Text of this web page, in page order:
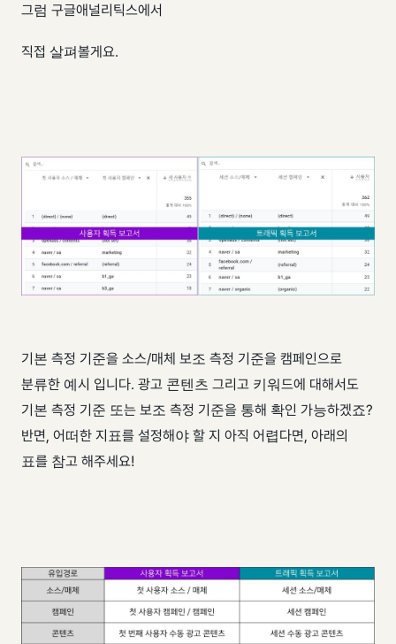
그럼 구글애널리틱스에서
직접 살펴볼게요.
기본 측정 기준을 소스/매체 보조 측정 기준을 캠페인으로
분류한 예시 입니다. 광고 콘텐츠 그리고 키워드에 대해서도
기본 측정 기준 또는 보조 측정 기준을 통해 확인 가능하겠죠? ​
반면, 어떠한 지표를 설정해야 할 지 아직 어렵다면, 아래의
표를 참고 해주세요!